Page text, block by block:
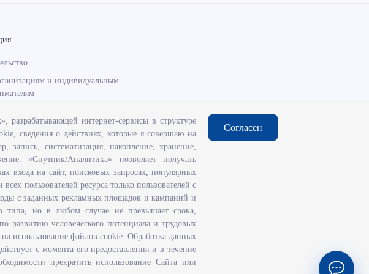
и индивидуальным
об отдельных видах
«Оказание содействия
переселению в Ульяновскую
проживающих за
профессий
данные
разрабатывающей интернет-сервисы в структуре
сведения о действиях, которые я совершаю на
запись, систематизация, накопление, хранение,
«Спутник/Аналитика» позволяет получать
входа на сайт, поисковых запросах, популярных
пользователей ресурса только пользователей с
с заданных рекламных площадок и кампаний и
типа, но в любом случае не превышает срока,
развитию человеческого потенциала и трудовых
на использование файлов cookie. Обработка данных
с момента его предоставления и в течение
прекратить использование Сайта или
Согласен